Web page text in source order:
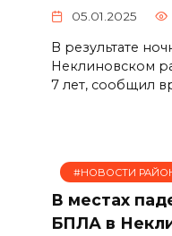
05.01.2025
В результате
Неклиновском
7 лет, сообщил
#НОВОСТИ
В местах
БПЛА в